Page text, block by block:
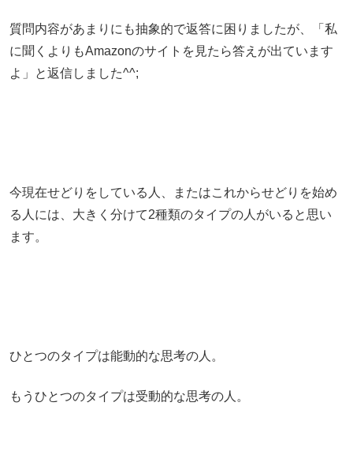
質問内容があまりにも抽象的で返答に困りましたが、「私
に聞くよりもAmazonのサイトを見たら答えが出ています
よ」と返信しました^^;
今現在せどりをしている人、またはこれからせどりを始め
る人には、大きく分けて2種類のタイプの人がいると思い
ます。
ひとつのタイプは能動的な思考の人。
もうひとつのタイプは受動的な思考の人。